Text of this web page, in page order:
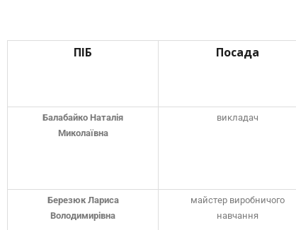
ПІБ Посада
Балабайко Наталія
Миколаївна
викладач
Березюк Лариса
Володимирівна
майстер виробничого
навчання